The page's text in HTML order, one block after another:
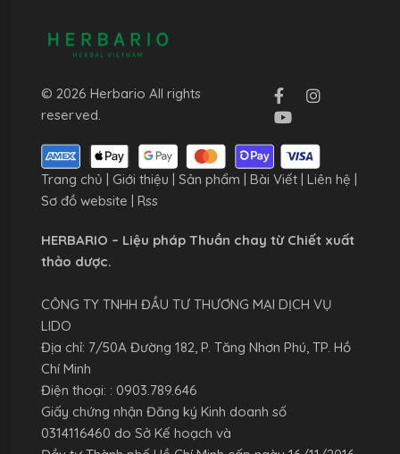
© 2026 Herbario All rights
reserved.
Trang chủ Giới thiệu Sản phẩm Bài Viết Liên hệ
Sơ đồ website
Rss
HERBARIO – Liệu pháp Thuần chay từ Chiết xuất
thảo dược.
CÔNG TY TNHH ĐẦU TƯ THƯƠNG MẠI DỊCH VỤ
LIDO
Địa chỉ: 7/50A Đường 182, P. Tăng Nhơn Phú, TP. Hồ
Chí Minh
Điện thoại: : 0903.789.646
Giấy chứng nhận Đăng ký Kinh doanh số
0314116460 do Sở Kế hoạch và